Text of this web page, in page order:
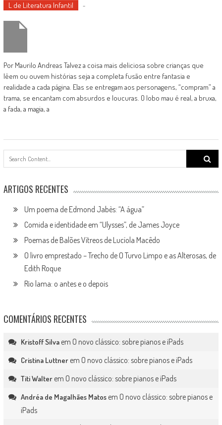
L de Literatura Infantil -
Por Maurilo Andreas Talvez a coisa mais deliciosa sobre crianças que
lêem ou ouvem histórias seja a completa fusão entre fantasia e
realidade a cada página. Elas se entregam aos personagens, “compram” a
trama, se encantam com absurdos e loucuras. O lobo mau é real, a bruxa,
a fada, a magia, a
Search
for:
ARTIGOS RECENTES
Um poema de Edmond Jabès: “A água”
Comida e identidade em “Ulysses”, de James Joyce
Poemas de Balões Vítreos de Lucíola Macêdo
O livro emprestado – Trecho de O Turvo Limpo e as Alterosas, de
Edith Roque
Rio lama: o antes e o depois
COMENTÁRIOS RECENTES
Kristoff Silvaem O novo clássico: sobre pianos e iPads
Cristina Luttnerem O novo clássico: sobre pianos e iPads
Titi Walterem O novo clássico: sobre pianos e iPads
Andréa de Magalhães Matosem O novo clássico: sobre pianos e
iPads